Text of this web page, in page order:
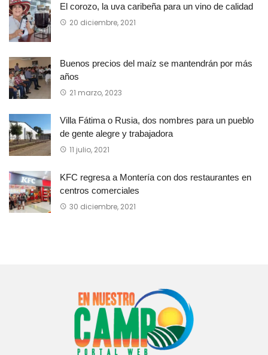
El corozo, la uva caribeña para un vino de calidad
20 diciembre, 2021
Buenos precios del maíz se mantendrán por más
años
21 marzo, 2023
Villa Fátima o Rusia, dos nombres para un pueblo
de gente alegre y trabajadora
11 julio, 2021
KFC regresa a Montería con dos restaurantes en
centros comerciales
30 diciembre, 2021